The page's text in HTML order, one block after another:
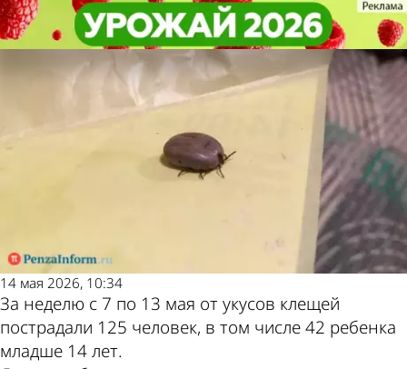
В Пензенской области клещи
атаковали почти 400 человек
Общество
14 мая 2026, 10:34
За неделю с 7 по 13 мая от укусов клещей
пострадали 125 человек, в том числе 42 ребенка
младше 14 лет.
В Пензенской области клещи
атаковали почти 400 человек
Общество
Другие новости по
теме
Погода и курсы
валют в Пензе